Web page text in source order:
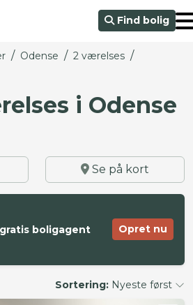
Find bolig
/ Odense / 2 værelses /
i Odense
Se på kort
boligagent Opret nu
Sortering: Nyeste først